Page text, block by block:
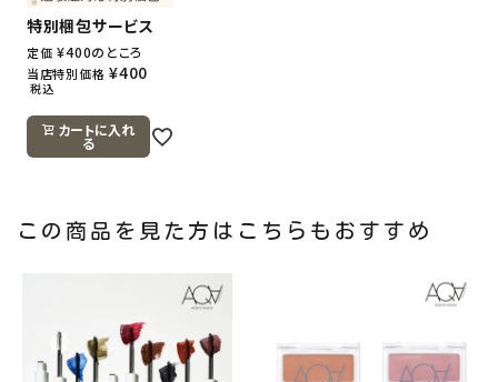
特別梱包サービス
定価 ¥400のところ
当店特別価格 ¥400
税込
カートに入れ
る
この商品を見た方はこちらもおすすめ